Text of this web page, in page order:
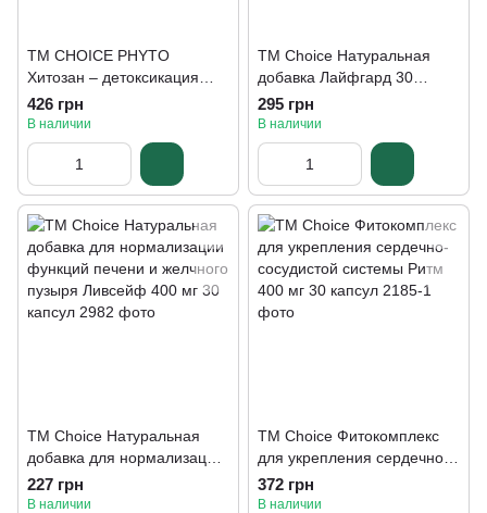
TM CHOICE PHYTO
Хитозан – детоксикация
организма фитокомплекс
(30 капсул)
426 грн
В наличии
TM Choice Натуральная
добавка Лайфгард 30
капсул
295 грн
В наличии
TM Choice Натуральная
добавка для нормализации
функций печени и желчного
пузыря Ливсейф 400 мг 30
227 грн
В наличии
TM Choice Фитокомплекс
для укрепления сердечно-
сосудистой системы Ритм
400 мг 30 капсул
372 грн
В наличии